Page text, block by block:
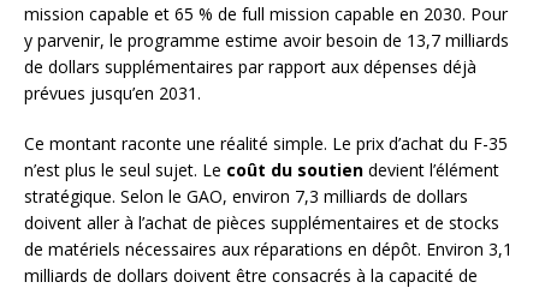
mission capable et 65 % de full mission capable en 2030. Pour
y parvenir, le programme estime avoir besoin de 13,7 milliards
de dollars supplémentaires par rapport aux dépenses déjà
prévues jusqu’en 2031.
Ce montant raconte une réalité simple. Le prix d’achat du F-35
n’est plus le seul sujet. Le coût du soutien devient l’élément
stratégique. Selon le GAO, environ 7,3 milliards de dollars
doivent aller à l’achat de pièces supplémentaires et de stocks
de matériels nécessaires aux réparations en dépôt. Environ 3,1
milliards de dollars doivent être consacrés à la capacité de